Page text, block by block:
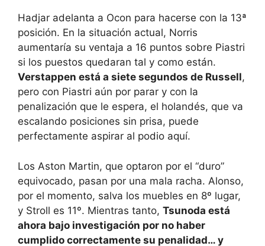
Hadjar adelanta a Ocon para hacerse con la 13ª
posición. En la situación actual, Norris
aumentaría su ventaja a 16 puntos sobre Piastri
si los puestos quedaran tal y como están.
Verstappen está a siete segundos de Russell,
pero con Piastri aún por parar y con la
penalización que le espera, el holandés, que va
escalando posiciones sin prisa, puede
perfectamente aspirar al podio aquí.
Los Aston Martin, que optaron por el “duro”
equivocado, pasan por una mala racha. Alonso,
por el momento, salva los muebles en 8º lugar,
y Stroll es 11º. Mientras tanto, Tsunoda está
ahora bajo investigación por no haber
cumplido correctamente su penalidad… y